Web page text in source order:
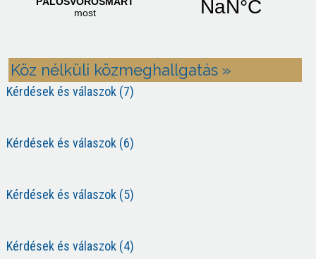
Köz nélküli közmeghallgatás »
Kérdések és válaszok (7)
Kérdések és válaszok (6)
Kérdések és válaszok (5)
Kérdések és válaszok (4)